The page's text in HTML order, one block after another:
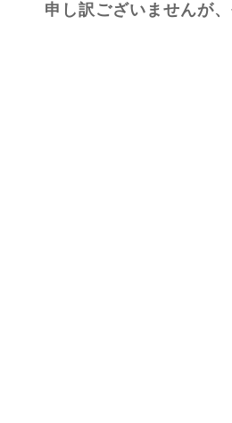
申し訳ございませんが